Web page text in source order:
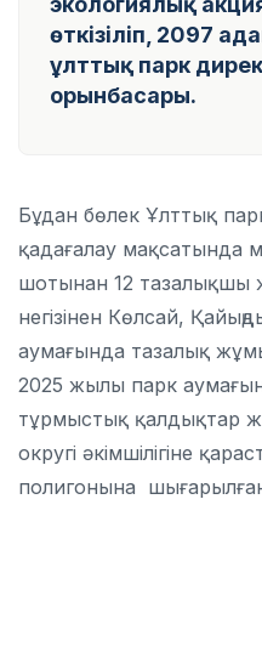
өткізіліп, 2097
ұлттық парк
орынбасары.
Бұдан бөлек Ұлттық
қадағалау мақсатында
шотынан 12 тазалықшы
негізінен Көлсай,
аумағында тазалық
2025 жылы парк
тұрмыстық қалдықтар
округі әкімшілігіне
полигонына